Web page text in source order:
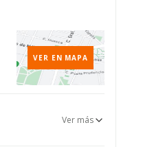
VER EN MAPA
Ver más